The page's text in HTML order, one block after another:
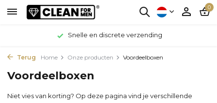
0
Snelle en discrete verzending
Terug Home Onze producten Voordeelboxen
Voordeelboxen
Niet vies van korting? Op deze pagina vind je verschillende